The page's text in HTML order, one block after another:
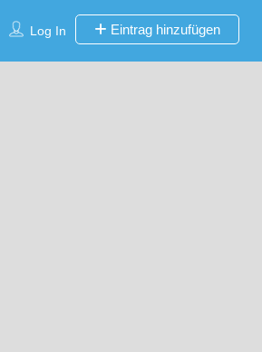
Log In Eintrag hinzufügen